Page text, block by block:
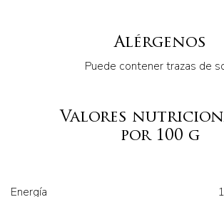
Alérgenos
Puede contener trazas de
Valores
por 100 g
Energía